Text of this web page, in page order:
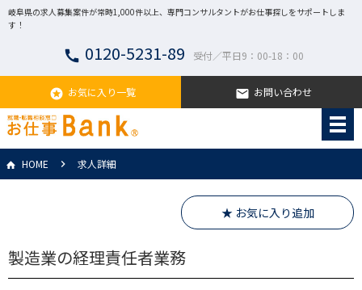
岐阜県の求人募集案件が常時1,000件以上、専門コンサルタントがお仕事探しをサポートしま
す！
call 0120-5231-89 受付／平日9：00-18：00
stars お気に入り一覧 email お問い合わせ
HOME 求人詳細
★ お気に入り追加
製造業の経理責任者業務